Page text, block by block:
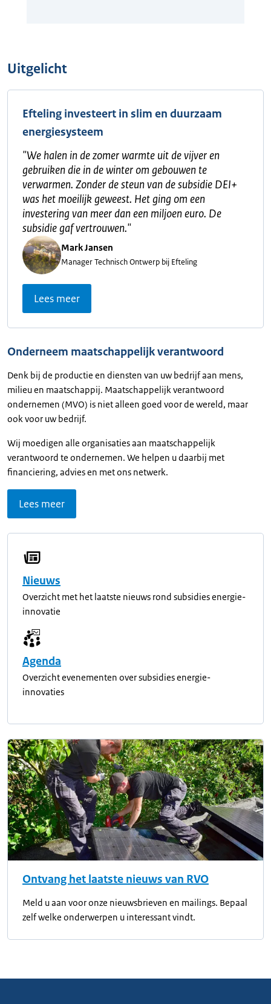
Uitgelicht
Efteling investeert in slim en duurzaam
energiesysteem
"We halen in de zomer warmte uit de vijver en
gebruiken die in de winter om gebouwen te
verwarmen. Zonder de steun van de subsidie DEI+
was het moeilijk geweest. Het ging om een
investering van meer dan een miljoen euro. De
subsidie gaf vertrouwen."
Mark Jansen
Manager Technisch Ontwerp bij Efteling
Lees meer
Onderneem maatschappelijk verantwoord
Denk bij de productie en diensten van uw bedrijf aan mens,
milieu en maatschappij. Maatschappelijk verantwoord
ondernemen (MVO) is niet alleen goed voor de wereld, maar
ook voor uw bedrijf.
Wij moedigen alle organisaties aan maatschappelijk
verantwoord te ondernemen. We helpen u daarbij met
financiering, advies en met ons netwerk.
Lees meer
Nieuws
Overzicht met het laatste nieuws rond subsidies energie-
innovatie
Agenda
Overzicht evenementen over subsidies energie-
innovaties
Ontvang het laatste nieuws van RVO
Meld u aan voor onze nieuwsbrieven en mailings. Bepaal
zelf welke onderwerpen u interessant vindt.